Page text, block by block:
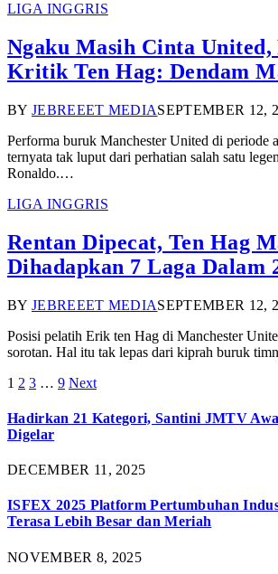
LIGA INGGRIS
Ngaku Masih Cinta United,
Kritik Ten Hag: Dendam
BY JEBREEET MEDIASEPTEMBER 12,
Performa buruk Manchester United di periode
ternyata tak luput dari perhatian salah satu
Ronaldo.…
LIGA INGGRIS
Rentan Dipecat, Ten Hag
Dihadapkan 7 Laga Dalam
BY JEBREEET MEDIASEPTEMBER 12,
Posisi pelatih Erik ten Hag di Manchester
sorotan. Hal itu tak lepas dari kiprah buruk
1 2 3 … 9 Next
Hadirkan 21 Kategori, Santini JMTV
Digelar
DECEMBER 11, 2025
ISFEX 2025 Platform Pertumbuhan
Terasa Lebih Besar dan Meriah
NOVEMBER 8, 2025